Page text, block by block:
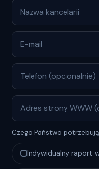
Czego Państwo
Indywidualny raport